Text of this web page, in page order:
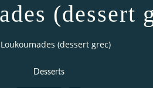
(dessert
Loukoumades (dessert grec)
Desserts